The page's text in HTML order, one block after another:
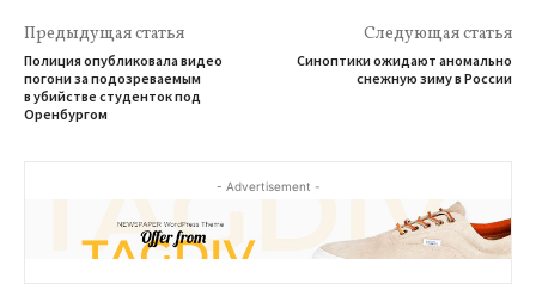
Предыдущая статья
Полиция опубликовала видео
погони за подозреваемым
в убийстве студенток под
Оренбургом
Следующая статья
Синоптики ожидают аномально
снежную зиму в России
- Advertisement -